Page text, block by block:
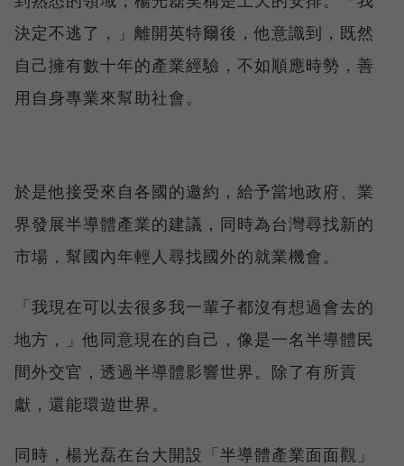
決定不逃了，」離開英特爾後，他意識到，既然
自己擁有數十年的產業經驗，不如順應時勢，善
用自身專業來幫助社會。
於是他接受來自各國的邀約，給予當地政府、業
界發展半導體產業的建議，同時為台灣尋找新的
市場，幫國內年輕人尋找國外的就業機會。
「我現在可以去很多我一輩子都沒有想過會去的
地方，」他同意現在的自己，像是一名半導體民
間外交官，透過半導體影響世界。除了有所貢
獻，還能環遊世界。
同時，楊光磊在台大開設「半導體產業面面觀」